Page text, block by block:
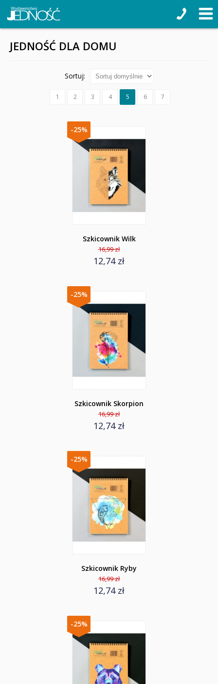
JEDNOŚĆ DLA DOMU
Sortuj:
1 2 3 4 5 6 7
-25%
Szkicownik Wilk
16,99 zł
12,74 zł
-25%
Szkicownik Skorpion
16,99 zł
12,74 zł
-25%
Szkicownik Ryby
16,99 zł
12,74 zł
-25%